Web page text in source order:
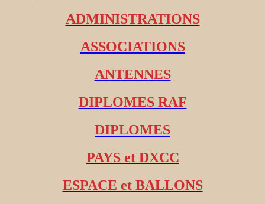
ADMINISTRATIONS
ASSOCIATIONS
ANTENNES
DIPLOMES RAF
DIPLOMES
PAYS et DXCC
ESPACE et BALLONS